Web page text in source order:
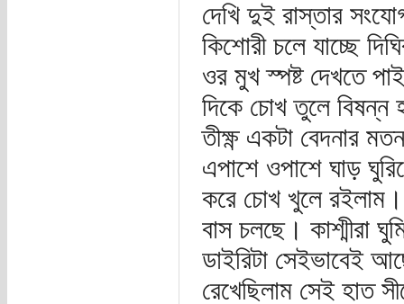
দেখি দুই রাস্তার
কিশোরী চলে যাচ্ছে
ওর মুখ স্পষ্ট দেখতে
দিকে চোখ তুলে
তীক্ষ্ণ একটা বেদনার
এপাশে ওপাশে ঘাড়
করে চোখ খুলে
বাস চলছে। কাশ্মীরা
ডাইরিটা সেইভাবেই
রেখেছিলাম সেই হাত